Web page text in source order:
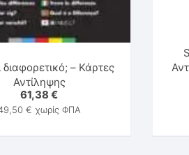
διαφορετικό; – Κάρτες
Αντίληψης
61,38€
€ χωρίς ΦΠΑ